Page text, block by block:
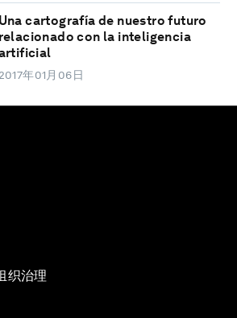
Una cartografía de nuestro futuro
relacionado con la inteligencia
2017年01月06日
织治理